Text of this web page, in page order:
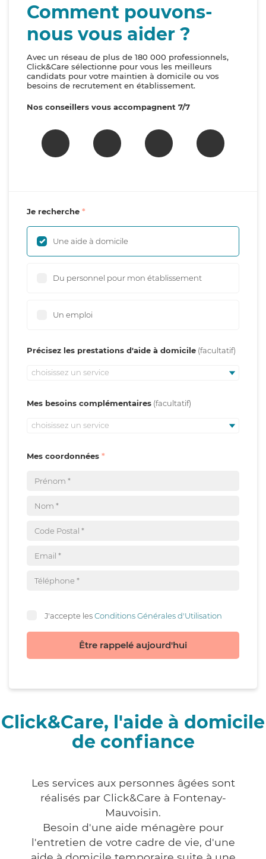
Comment pouvons-
nous vous aider ?
Avec un réseau de plus de 180 000 professionnels,
Click&Care sélectionne pour vous les meilleurs
candidats pour votre maintien à domicile ou vos
besoins de recrutement en établissement.
Nos conseillers vous accompagnent 7/7
Je recherche
Une aide à domicile
Du personnel pour mon établissement
Un emploi
Précisez les prestations d'aide à domicile
choisissez un service
Mes besoins complémentaires
choisissez un service
Mes coordonnées
J'accepte lesConditions Générales d'Utilisation
Être rappelé aujourd'hui
Click&Care, l'aide à domicile
de confiance
Les services aux personnes âgées sont
réalisés par Click&Care à Fontenay-
Mauvoisin.
Besoin d'une aide ménagère pour
l'entretien de votre cadre de vie, d'une